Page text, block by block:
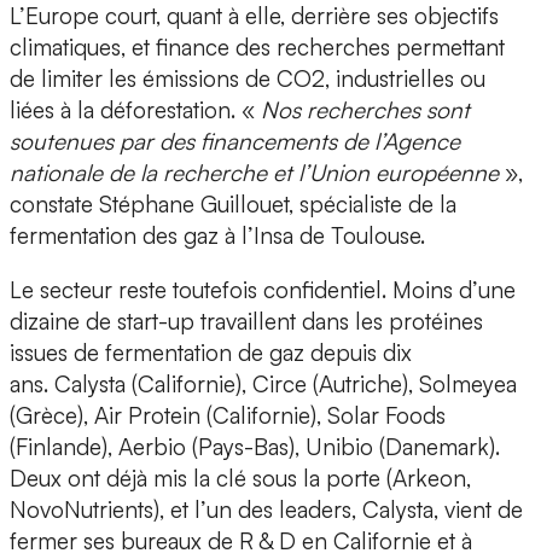
L’Europe court, quant à elle, derrière ses objectifs
climatiques, et finance des recherches permettant
de limiter les émissions de CO2, industrielles ou
liées à la déforestation. « Nos recherches sont
soutenues par des financements de l’Agence
nationale de la recherche et l’Union européenne»,
constate Stéphane Guillouet, spécialiste de la
fermentation des gaz à l’Insa de Toulouse.
Le secteur reste toutefois confidentiel. Moins d’une
dizaine de start-up travaillent dans les protéines
issues de fermentation de gaz depuis dix
ans. Calysta (Californie), Circe (Autriche), Solmeyea
(Grèce), Air Protein (Californie), Solar Foods
(Finlande), Aerbio (Pays-Bas), Unibio (Danemark).
Deux ont déjà mis la clé sous la porte (Arkeon,
NovoNutrients), et l’un des leaders, Calysta, vient de
fermer ses bureaux de R & D en Californie et à